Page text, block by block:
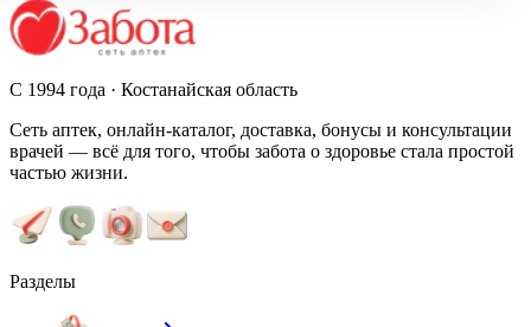
С 1994 года · Костанайская область
Сеть аптек, онлайн-каталог, доставка, бонусы и консультации
врачей — всё для того, чтобы забота о здоровье стала простой
частью жизни.
Разделы